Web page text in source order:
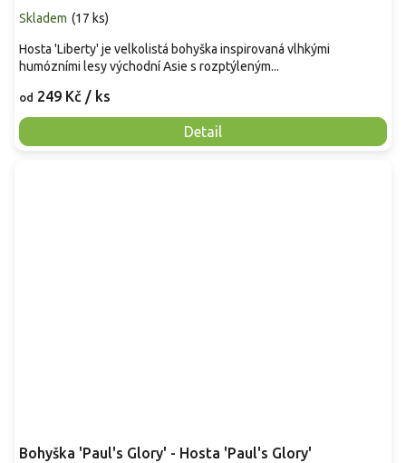
Skladem (17 ks)
od 249 Kč / ks
Detail
Hosta 'Liberty' je velkolistá bohyška inspirovaná vlhkými
humózními lesy východní Asie s rozptýleným...
Bohyška 'Paul's Glory' - Hosta 'Paul's Glory'